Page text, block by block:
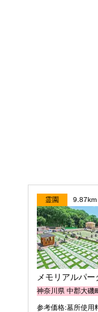
霊園 9.87km
メモリアルパー
神奈川県 中郡大磯
参考価格:墓所使用